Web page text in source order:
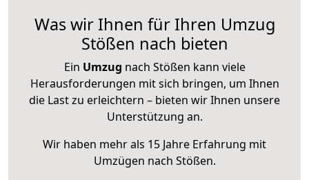
Was wir Ihnen für Ihren Umzug
Stößen nach bieten
Ein Umzug nach Stößen kann viele
Herausforderungen mit sich bringen, um Ihnen
die Last zu erleichtern – bieten wir Ihnen unsere
Unterstützung an.
Wir haben mehr als 15 Jahre Erfahrung mit
Umzügen nach Stößen.